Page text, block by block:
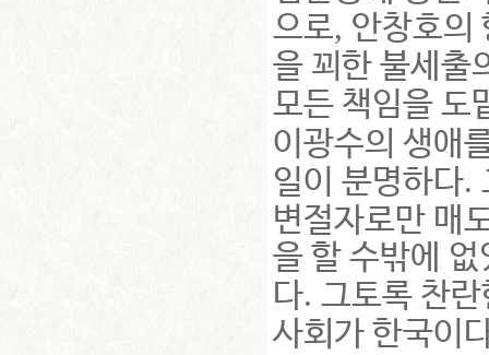
으로, 안창호의
을 꾀한 불세출
모든 책임을 도
이광수의 생애
일이 분명하다.
변절자로만 매
을 할 수밖에
다. 그토록 찬
사회가 한국이